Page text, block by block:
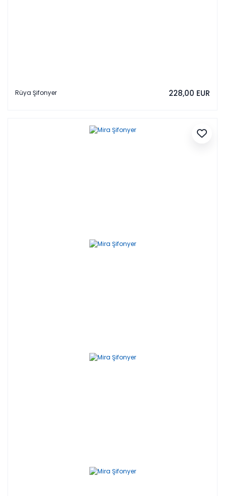
Rüya Şifonyer 228,00 EUR